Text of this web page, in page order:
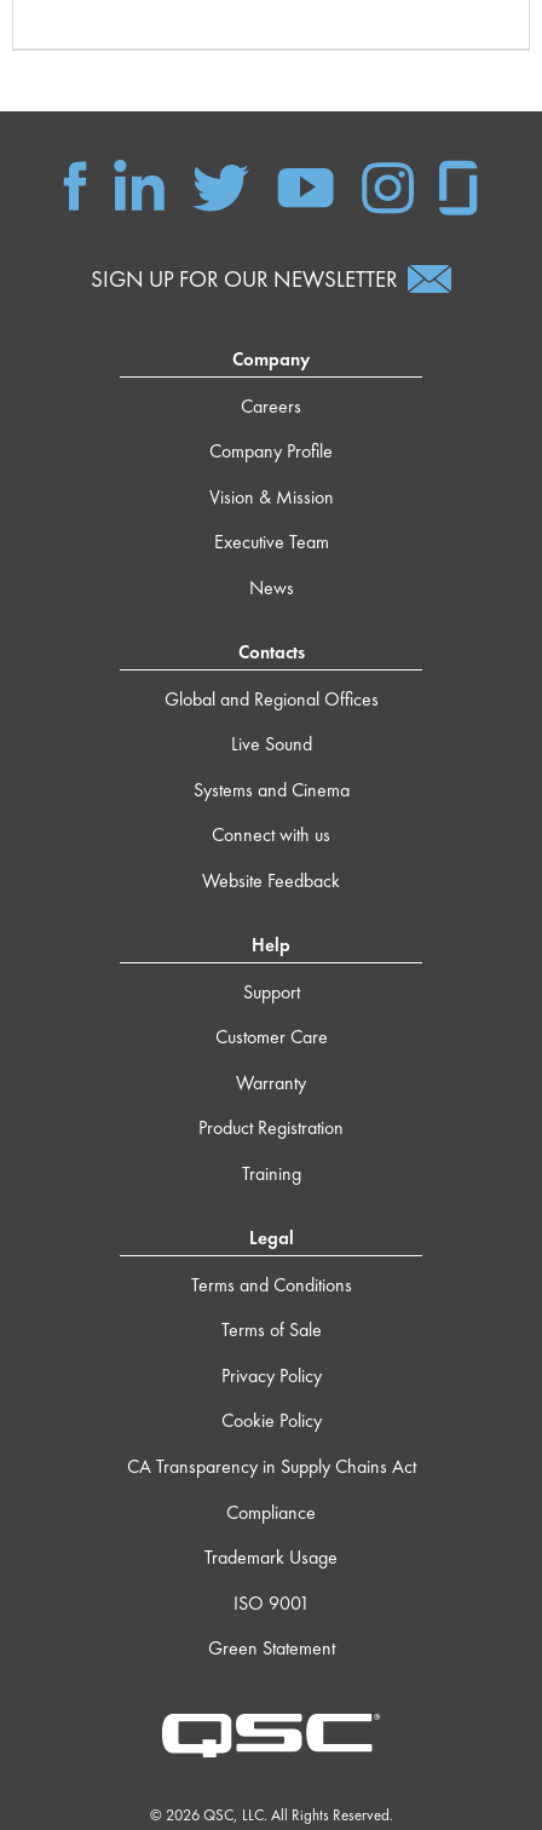
SIGN UP FOR OUR NEWSLETTER
Company
Careers
Company Profile
Vision & Mission
Executive Team
News
Contacts
Global and Regional Offices
Live Sound
Systems and Cinema
Connect with us
Website Feedback
Help
Support
Customer Care
Warranty
Product Registration
Training
Legal
Terms and Conditions
Terms of Sale
Privacy Policy
Cookie Policy
CA Transparency in Supply Chains Act
Compliance
Trademark Usage
ISO 9001
Green Statement
© 2026 QSC, LLC. All Rights Reserved.